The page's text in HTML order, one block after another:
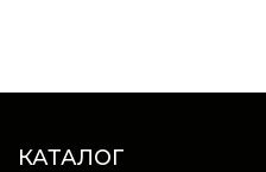
КАТАЛОГ